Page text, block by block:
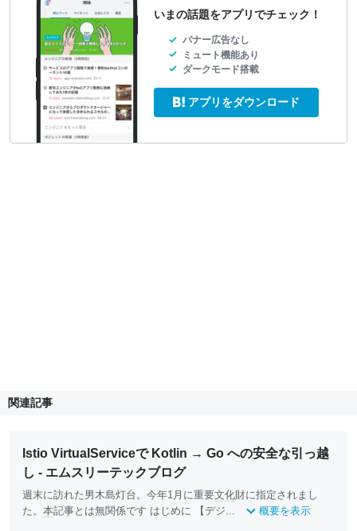
いまの話題をアプリでチェック！
バナー広告なし
ミュート機能あり
ダークモード搭載
アプリをダウンロード
関連記事
Istio VirtualServiceで Kotlin → Go への安全な引っ越
し - エムスリーテックブログ
週末に訪れた男木島灯台。今年1月に重要文化財に指定されまし
た。 本記事とは無関係です はじめに 【デジ... 概要を表示